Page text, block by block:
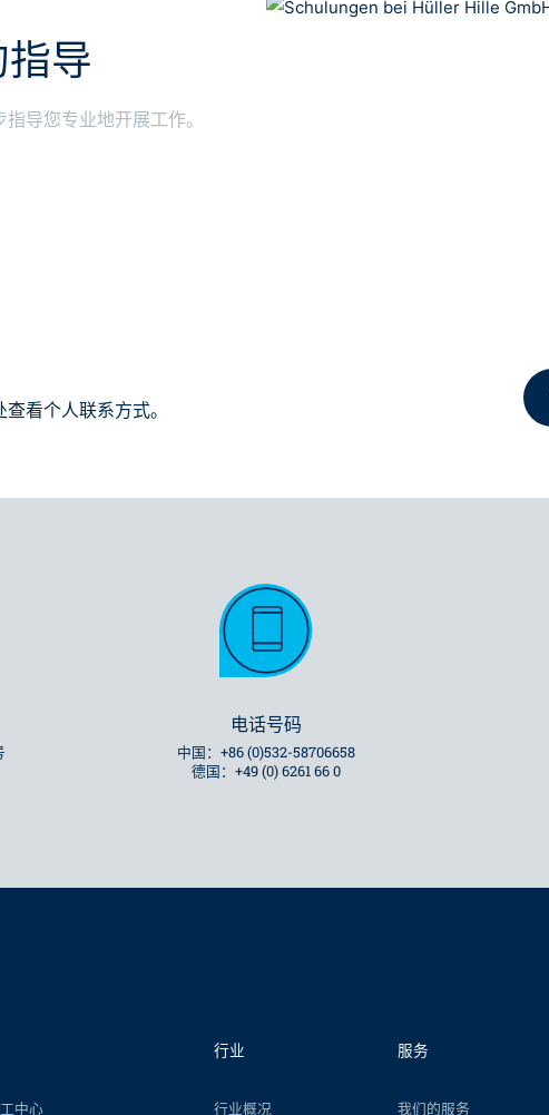
导
导您专业地开展工作。
看个人联系方式。
电话号码
中国：+86 (0)532-58706658
德国：+49 (0) 6261 66 0
中心
行业
行业概况
服务
我们的服务